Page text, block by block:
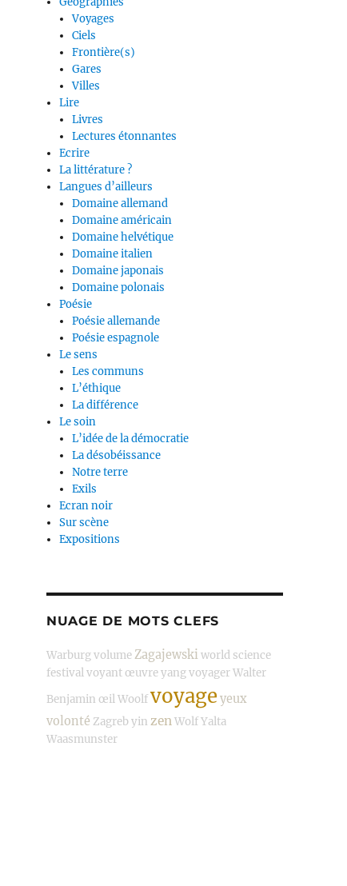
Voyages
Ciels
Frontière(s)
Gares
Villes
Lire
Livres
Lectures étonnantes
Ecrire
La littérature ?
Langues d’ailleurs
Domaine allemand
Domaine américain
Domaine helvétique
Domaine italien
Domaine japonais
Domaine polonais
Poésie
Poésie allemande
Poésie espagnole
Le sens
Les communs
L’éthique
La différence
Le soin
L’idée de la démocratie
La désobéissance
Notre terre
Exils
Ecran noir
Sur scène
Expositions
NUAGE DE MOTS CLEFS
WarburgvolumeZagajewskiworld science
festivalvoyant œuvreyangvoyagerWalter
Benjamin œilWoolfvoyage yeux
volonté Zagrebyin zenWolfYalta
Waasmunster